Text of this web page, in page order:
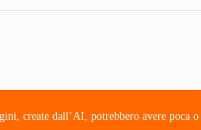
create dall’AI, potrebbero avere poca o